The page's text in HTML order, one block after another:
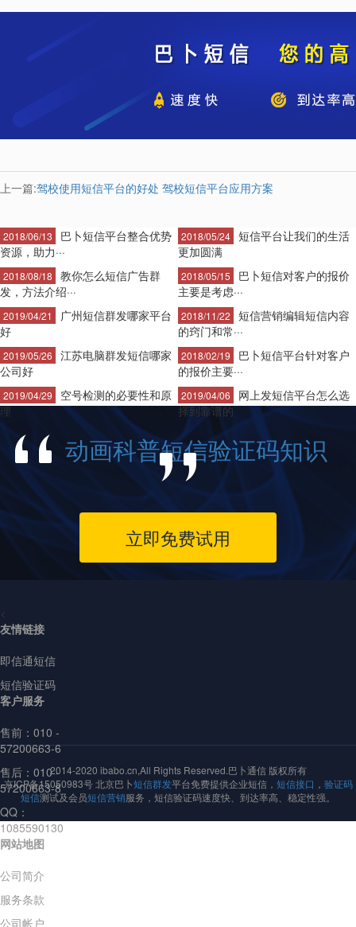
上一篇:驾校使用短信平台的好处 驾校短信平台应用方案
2018/06/13
巴卜短信平台整合优势
资源，助力···
2018/08/18
教你怎么短信广告群
发，方法介绍···
2019/04/21
广州短信群发哪家平台
好
2019/05/26
江苏电脑群发短信哪家
公司好
2019/04/29
空号检测的必要性和原
理
2018/05/24 短信平台让我们的生活
更加圆满
2018/05/15
巴卜短信对客户的报价
主要是考虑···
2018/11/22
短信营销编辑短信内容
的窍门和常···
2018/02/19
巴卜短信平台针对客户
的报价主要···
2019/04/06
网上发短信平台怎么选
择到靠谱的
动画科普短信验证码知识
立即免费试用
<
友情链接
即信通短信
短信验证码
客户服务
售前： 010 -
57200663-6
售后：010 -
57200663-8
QQ：
1085590130
网站地图
公司简介
服务条款
公司帐户
2014-2020 ibabo.cn,All Rights Reserved.巴卜通信 版权所有
京ICP备15050983号 北京巴卜短信群发平台免费提供企业短信， 短信接口 ， 验证码
短信测试及会员短信营销服务，短信验证码速度快、到达率高、稳定性强。